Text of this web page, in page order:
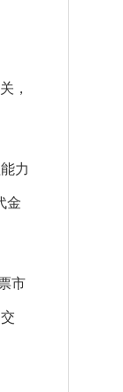
，
力
金
市